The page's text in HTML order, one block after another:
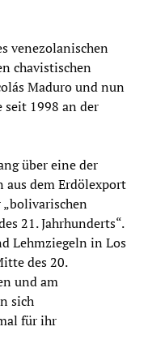
venezolanischen
chavistischen
Maduro und nun
seit 1998 an der
über eine der
dem Erdölexport
21. Jahrhunderts“.
Lehmziegeln in Los
des 20.
und am
sich
für ihr